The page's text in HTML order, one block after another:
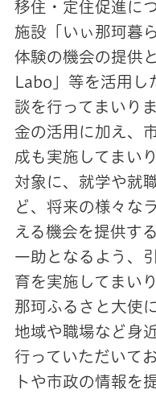
移住・定住促進に
施設「いぃ那珂暮
体験の機会の提供
Labo」等を活用し
談を行ってまいり
金の活用に加え、
成も実施してまい
対象に、就学や就
ど、将来の様々な
える機会を提供す
一助となるよう、
育を実施してまいり
那珂ふるさと大使
地域や職場など身
行っていただいて
トや市政の情報を